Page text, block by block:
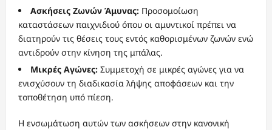
Ασκήσεις Ζωνών Άμυνας: Προσομοίωση
καταστάσεων παιχνιδιού όπου οι αμυντικοί πρέπει να
διατηρούν τις θέσεις τους εντός καθορισμένων ζωνών ενώ
αντιδρούν στην κίνηση της μπάλας.
Μικρές Αγώνες: Συμμετοχή σε μικρές αγώνες για να
ενισχύσουν τη διαδικασία λήψης αποφάσεων και την
τοποθέτηση υπό πίεση.
Η ενσωμάτωση αυτών των ασκήσεων στην κανονική